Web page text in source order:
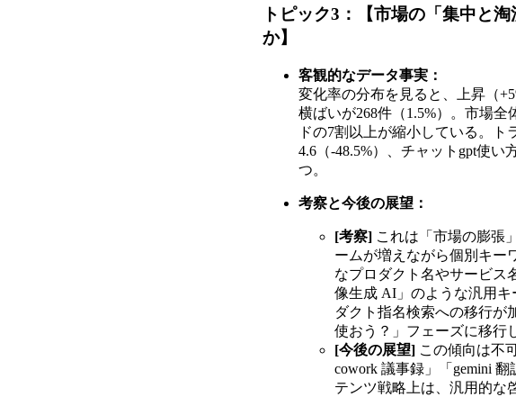
トピック3：【市場の「集中と
か】
客観的なデータ事実：
変化率の分布を見ると、上昇（
横ばいが268件（1.5%）。市場
ドの7割以上が縮小している。ト
4.6（-48.5%）、チャットgpt使い
つ。
考察と今後の展望：
[考察] これは「市場の膨張
ームが増えながら個別キー
なプロダクト名やサービス
像生成 AI」のような汎用キ
ダクト指名検索への移行が
使おう？」フェーズに移行
[今後の展望] この傾向は不
cowork 議事録」「gemini
テンツ戦略上は、汎用的な